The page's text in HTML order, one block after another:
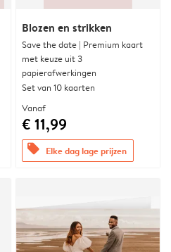
Blozen en strikken
Save the date | Premium kaart
met keuze uit 3
papierafwerkingen
Set van 10 kaarten
Vanaf
€ 11,99
offers Elke dag lage prijzen